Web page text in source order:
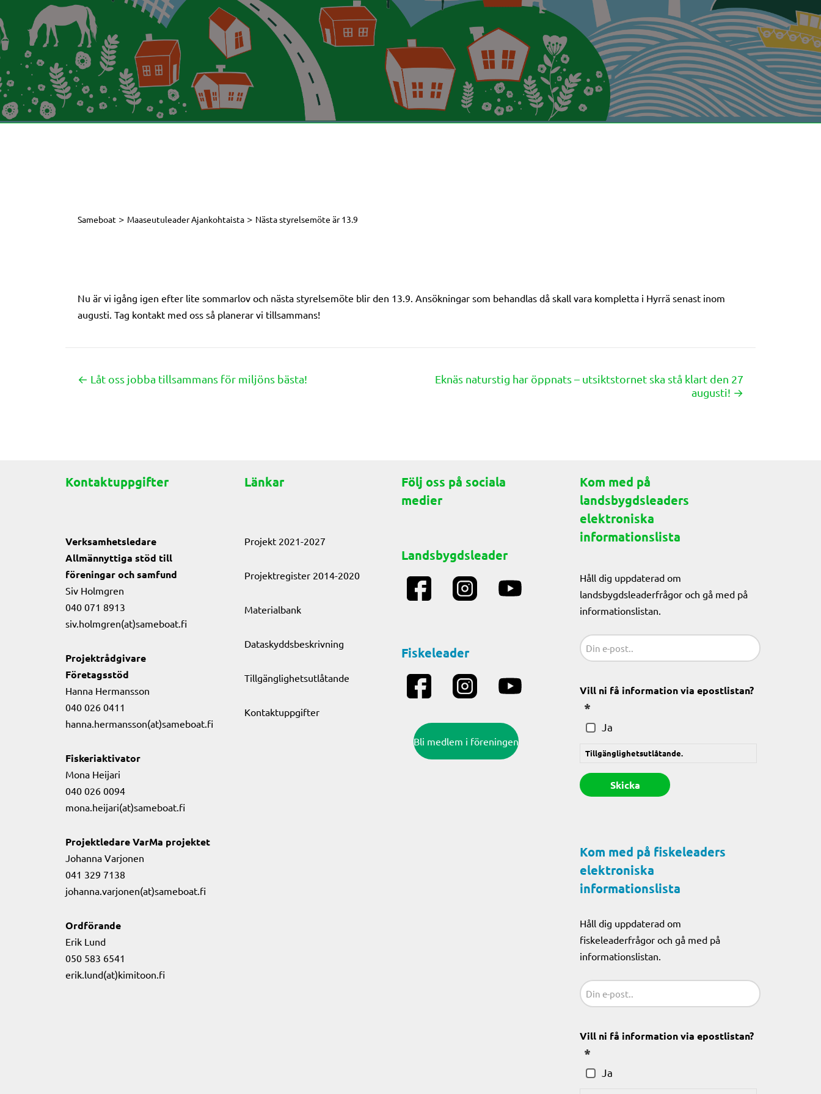
Sameboat > Maaseutuleader Ajankohtaista > Nästa styrelsemöte är 13.9
Nu är vi igång igen efter lite sommarlov och nästa styrelsemöte blir den 13.9. Ansökningar som behandlas då skall vara kompletta i Hyrrä senast inom
augusti. Tag kontakt med oss så planerar vi tillsammans!
Posts
← Låt oss jobba tillsammans för miljöns bästa!
Eknäs naturstig har öppnats – utsiktstornet ska stå klart den 27
augusti! →
Kontaktuppgifter
Verksamhetsledare
Allmännyttiga stöd till
föreningar och samfund
Siv Holmgren
040 071 8913
siv.holmgren(at)sameboat.fi
Projektrådgivare
Företagsstöd
Hanna Hermansson
040 026 0411
hanna.hermansson(at)sameboat.fi
Fiskeriaktivator
Mona Heijari
040 026 0094
mona.heijari(at)sameboat.fi
Projektledare VarMa projektet
Johanna Varjonen
041 329 7138
johanna.varjonen(at)sameboat.fi
Ordförande
Erik Lund
050 583 6541
erik.lund(at)kimitoon.fi
Länkar
Projekt 2021-2027
Projektregister 2014-2020
Materialbank
Dataskyddsbeskrivning
Tillgänglighetsutlåtande
Kontaktuppgifter
Följ oss på sociala
medier
Landsbygdsleader
Fiskeleader
Bli medlem i föreningen
Kom med på
landsbygdsleaders
elektroniska
informationslista
Håll dig uppdaterad om
landsbygdsleaderfrågor och gå med på
informationslistan.
Sähköposti
Vill ni få information via epostlistan?
Ja
Tillgänglighetsutlåtande.
Kom med på fiskeleaders
elektroniska
informationslista
Håll dig uppdaterad om
fiskeleaderfrågor och gå med på
informationslistan.
Sähköposti
Vill ni få information via epostlistan?
Ja